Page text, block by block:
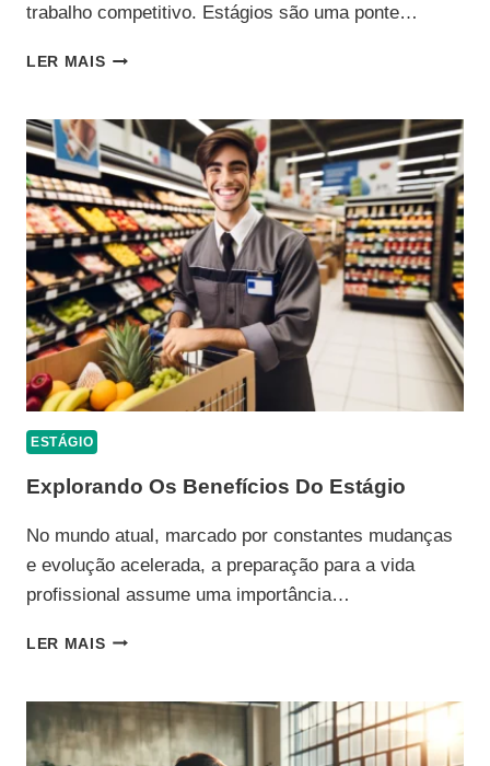
trabalho competitivo. Estágios são uma ponte…
LER MAISCOMO
ESTÁGIO:
GUIA
PRÁTICO
PARA
IMPULSIONAR
SUA
CARREIRA
ESTÁGIO
Explorando Os Benefícios Do Estágio
No mundo atual, marcado por constantes mudanças
e evolução acelerada, a preparação para a vida
profissional assume uma importância…
LER MAISEXPLORANDO
DO
ESTÁGIO